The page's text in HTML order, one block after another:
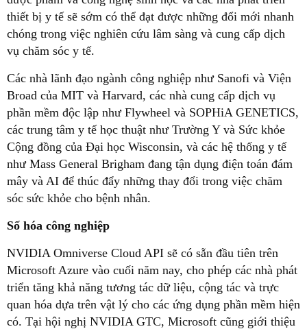
thiết bị y tế sẽ sớm có thể đạt được những đổi mới nhanh
chóng trong việc nghiên cứu lâm sàng và cung cấp dịch
vụ chăm sóc y tế.
Các nhà lãnh đạo ngành công nghiệp như Sanofi và Viện
Broad của MIT và Harvard, các nhà cung cấp dịch vụ
phần mềm độc lập như Flywheel và SOPHiA GENETICS,
các trung tâm y tế học thuật như Trường Y và Sức khỏe
Cộng đồng của Đại học Wisconsin, và các hệ thống y tế
như Mass General Brigham đang tận dụng điện toán đám
mây và AI để thúc đẩy những thay đổi trong việc chăm
sóc sức khỏe cho bệnh nhân.
Số hóa công nghiệp
NVIDIA Omniverse Cloud API sẽ có sẵn đầu tiên trên
Microsoft Azure vào cuối năm nay, cho phép các nhà phát
triển tăng khả năng tương tác dữ liệu, cộng tác và trực
quan hóa dựa trên vật lý cho các ứng dụng phần mềm hiện
có. Tại hội nghị NVIDIA GTC, Microsoft cũng giới thiệu